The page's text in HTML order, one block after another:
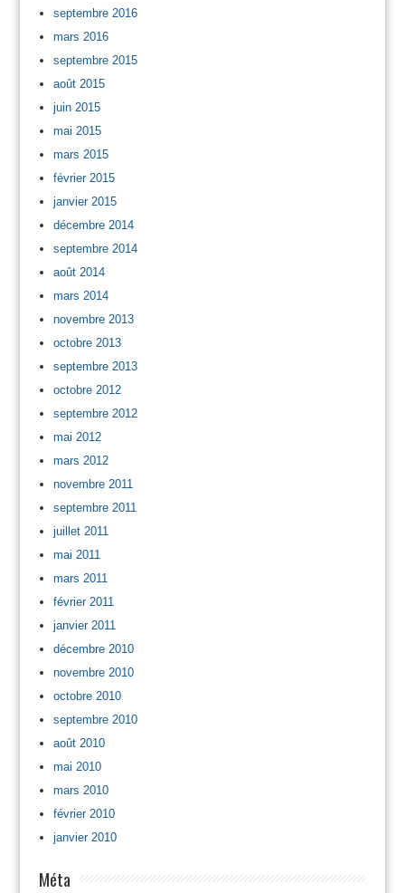
septembre 2016
mars 2016
septembre 2015
août 2015
juin 2015
mai 2015
mars 2015
février 2015
janvier 2015
décembre 2014
septembre 2014
août 2014
mars 2014
novembre 2013
octobre 2013
septembre 2013
octobre 2012
septembre 2012
mai 2012
mars 2012
novembre 2011
septembre 2011
juillet 2011
mai 2011
mars 2011
février 2011
janvier 2011
décembre 2010
novembre 2010
octobre 2010
septembre 2010
août 2010
mai 2010
mars 2010
février 2010
janvier 2010
Méta